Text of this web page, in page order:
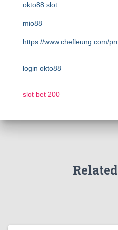
okto88 slot
mio88
https://www.chefleung.com/
login okto88
slot bet 200